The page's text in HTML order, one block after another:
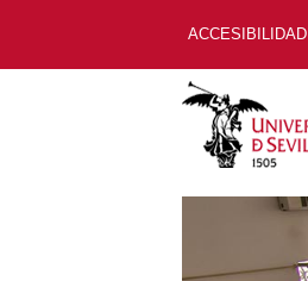
ACCESIBILIDAD